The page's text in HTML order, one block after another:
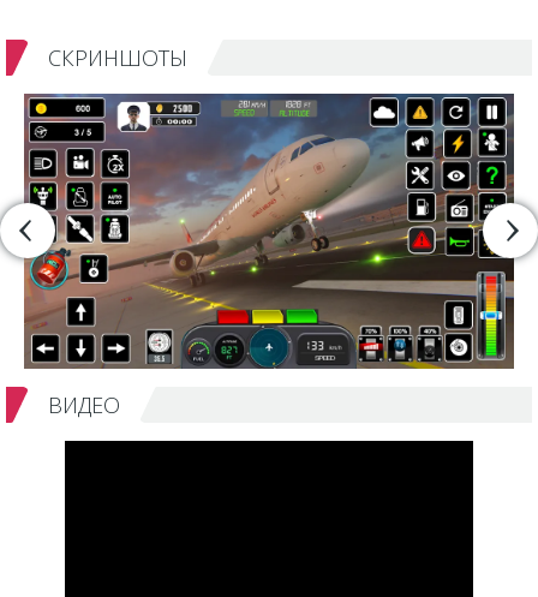
СКРИНШОТЫ
ВИДЕО